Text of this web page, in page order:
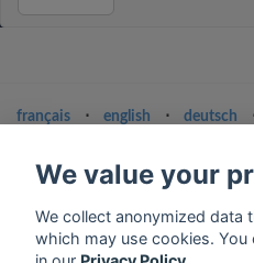
français ⋅ english ⋅ deutsch
Terms of service
We value your
We collect anonymized data
which may use cookies.